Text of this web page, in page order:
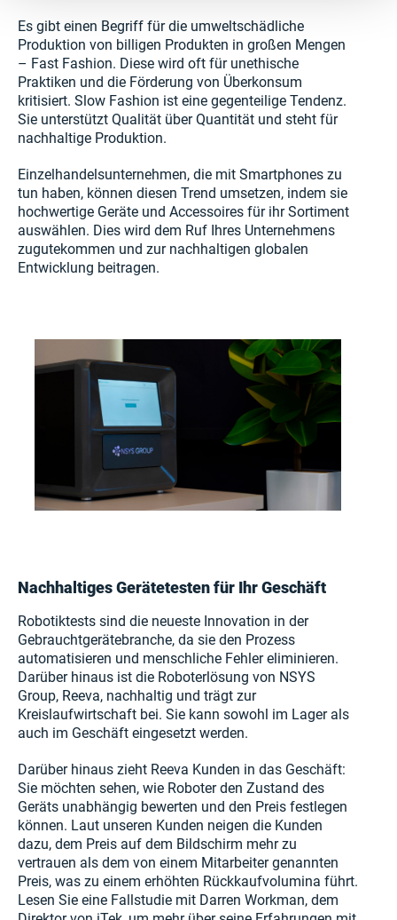
Es gibt einen Begriff für die umweltschädliche
Produktion von billigen Produkten in großen Mengen
– Fast Fashion. Diese wird oft für unethische
Praktiken und die Förderung von Überkonsum
kritisiert. Slow Fashion ist eine gegenteilige Tendenz.
Sie unterstützt Qualität über Quantität und steht für
nachhaltige Produktion.
Einzelhandelsunternehmen, die mit Smartphones zu
tun haben, können diesen Trend umsetzen, indem sie
hochwertige Geräte und Accessoires für ihr Sortiment
auswählen. Dies wird dem Ruf Ihres Unternehmens
zugutekommen und zur nachhaltigen globalen
Entwicklung beitragen.
Nachhaltiges Gerätetesten für Ihr Geschäft
Robotiktests sind die neueste Innovation in der
Gebrauchtgerätebranche, da sie den Prozess
automatisieren und menschliche Fehler eliminieren.
Darüber hinaus ist die Roboterlösung von NSYS
Group, Reeva, nachhaltig und trägt zur
Kreislaufwirtschaft bei. Sie kann sowohl im Lager als
auch im Geschäft eingesetzt werden.
Darüber hinaus zieht Reeva Kunden in das Geschäft:
Sie möchten sehen, wie Roboter den Zustand des
Geräts unabhängig bewerten und den Preis festlegen
können. Laut unseren Kunden neigen die Kunden
dazu, dem Preis auf dem Bildschirm mehr zu
vertrauen als dem von einem Mitarbeiter genannten
Preis, was zu einem erhöhten Rückkaufvolumina führt.
Lesen Sie eine Fallstudie mit Darren Workman, dem